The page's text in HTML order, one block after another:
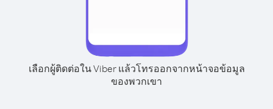
เลือกผู้ติดต่อใน Viber แล้วโทรออกจากหน้าจอข้อมูล
ของพวกเขา